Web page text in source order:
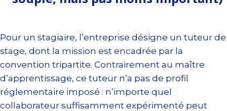
Pour un stagiaire, l’entreprise désigne un tuteur de
stage, dont la mission est encadrée par la
convention tripartite. Contrairement au maître
d’apprentissage, ce tuteur n’a pas de profil
réglementaire imposé : n’importe quel
collaborateur suffisamment expérimenté peut